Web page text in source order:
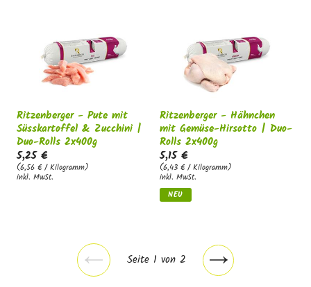
Ritzenberger - Pute mit
Süsskartoffel & Zucchini |
Duo-Rolls 2x400g
5,25 €
(6,56 € / Kilogramm)
inkl. MwSt.
Ritzenberger - Hähnchen
mit Gemüse-Hirsotto | Duo-
Rolls 2x400g
5,15 €
(6,43 € / Kilogramm)
inkl. MwSt.
NEU
VorherigeSeite 1 von 2
Nächste